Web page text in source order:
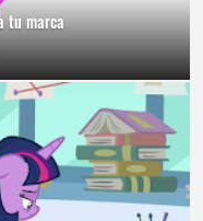
tu marca